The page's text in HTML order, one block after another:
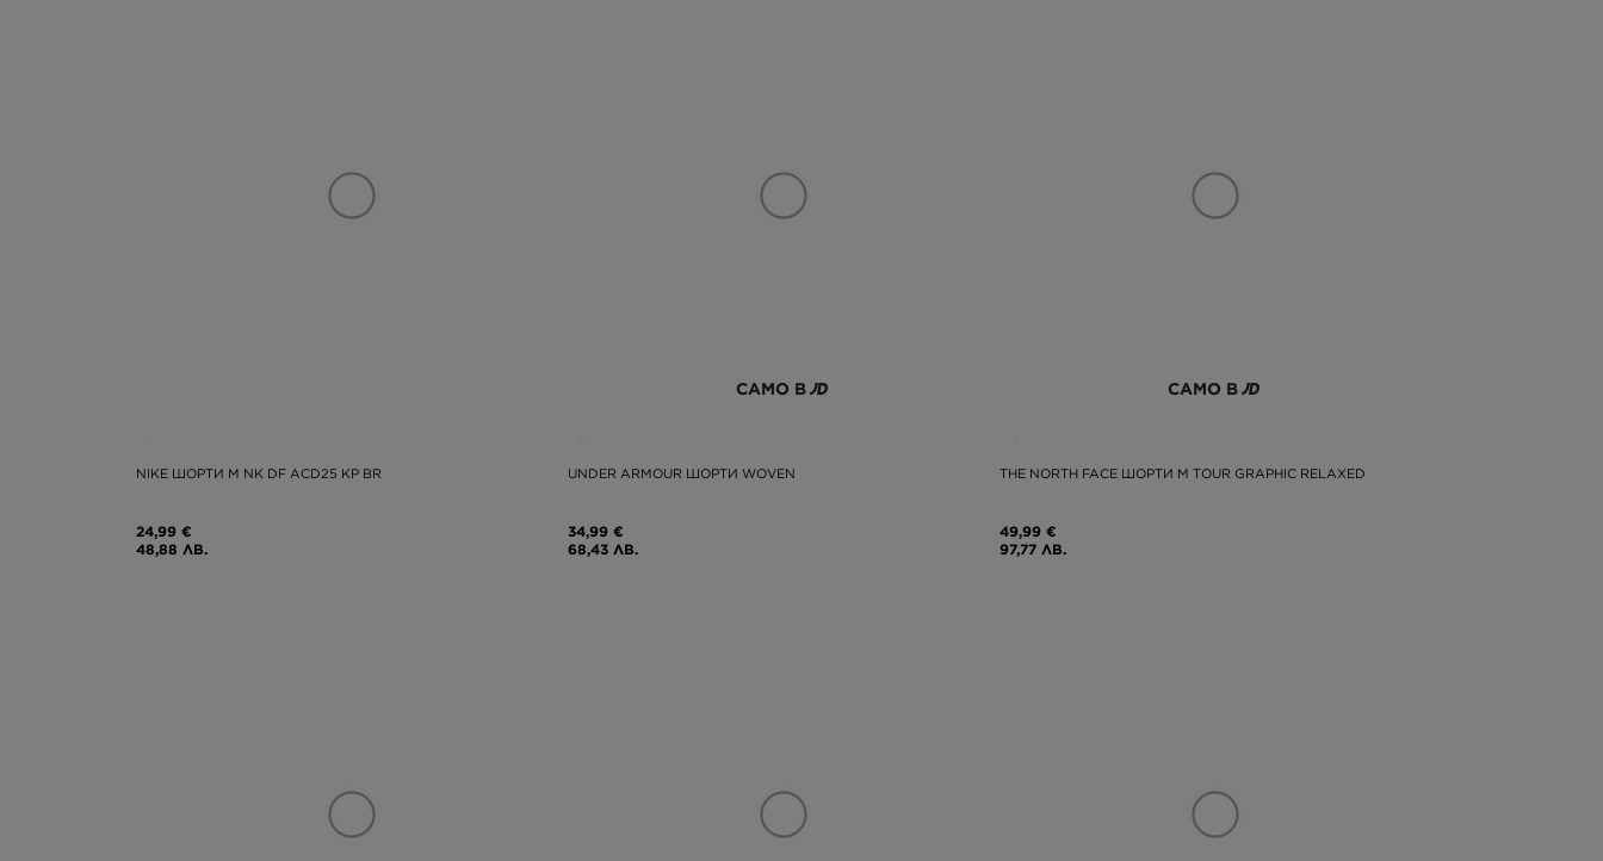
NIKE ШОРТИ M NK DF ACD25 KP BR
24,99 €
48,88 ЛВ.
САМО В
UNDER ARMOUR ШОРТИ WOVEN
34,99 €
68,43 ЛВ.
САМО В
THE NORTH FACE ШОРТИ M TOUR GRAPHIC RELAXED
49,99 €
97,77 ЛВ.